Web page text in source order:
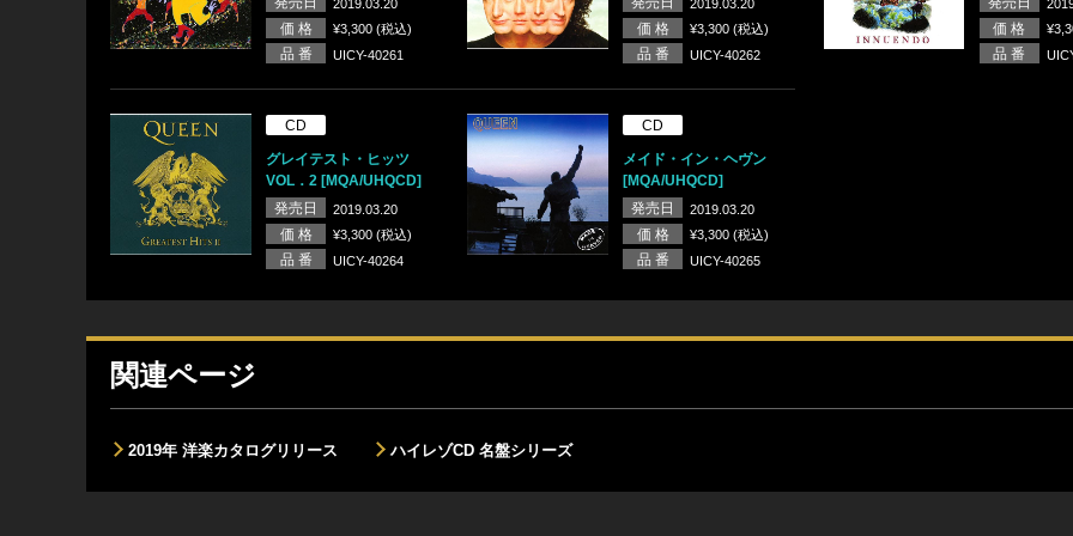
2019.03.20
価 格 ¥3,300 (税込)
品 番 UICY-40261
2019.03.20
価 格 ¥3,300 (税込)
品 番 UICY-40262
価 格
品 番
CD
グレイテスト・ヒッツ
VOL．2 [MQA/UHQCD]
発売日
2019.03.20
価 格 ¥3,300 (税込)
品 番 UICY-40264
CD
メイド・イン・ヘヴン
[MQA/UHQCD]
発売日
2019.03.20
価 格 ¥3,300 (税込)
品 番 UICY-40265
関連ページ
2019年 洋楽カタログリリース ハイレゾCD 名盤シリーズ